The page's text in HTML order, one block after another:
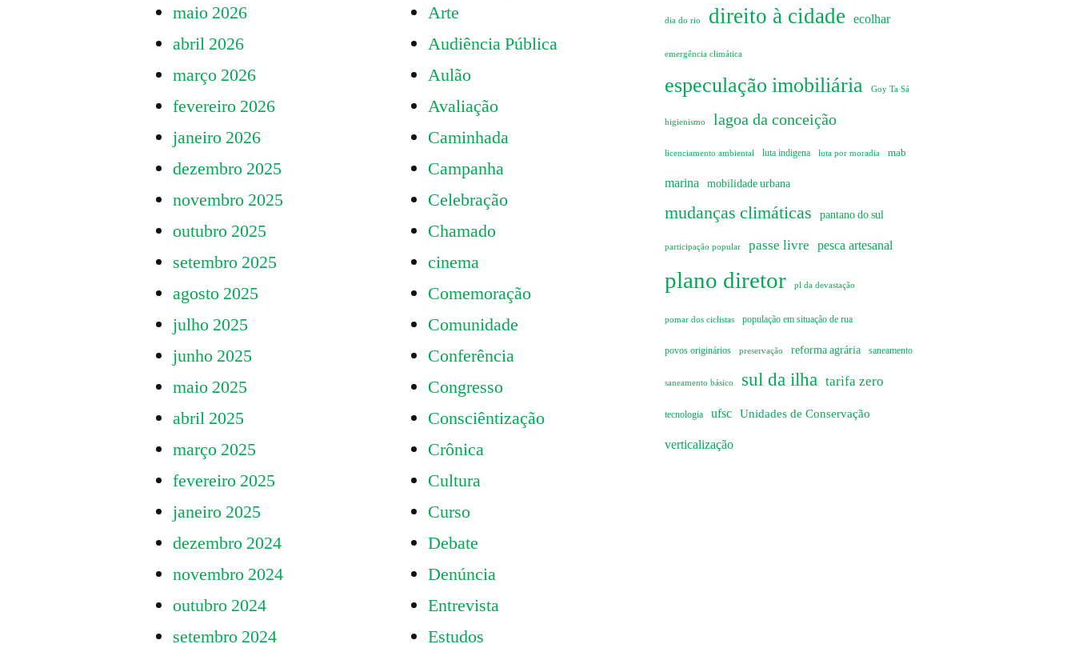
maio 2026
abril 2026
março 2026
fevereiro 2026
janeiro 2026
dezembro 2025
novembro 2025
outubro 2025
setembro 2025
agosto 2025
julho 2025
junho 2025
maio 2025
abril 2025
março 2025
fevereiro 2025
janeiro 2025
dezembro 2024
novembro 2024
outubro 2024
setembro 2024
Arte
Audiência Pública
Aulão
Avaliação
Caminhada
Campanha
Celebração
Chamado
cinema
Comemoração
Comunidade
Conferência
Congresso
Consciêntização
Crônica
Cultura
Curso
Debate
Denúncia
Entrevista
Estudos
dia do rio direito à cidade ecolhar
emergência climática
especulação imobiliária Goy Ta Sá
higienismo lagoa da conceição
licenciamento ambiental luta indigena luta por moradia mab
marina mobilidade urbana
mudanças climáticas pantano do sul
participação popular passe livre pesca artesanal
plano diretor pl da devastação
pomar dos ciclistas população em situação de rua
povos originários preservação reforma agrária saneamento
saneamento básico sul da ilha tarifa zero
tecnologia ufsc Unidades de Conservação
verticalização